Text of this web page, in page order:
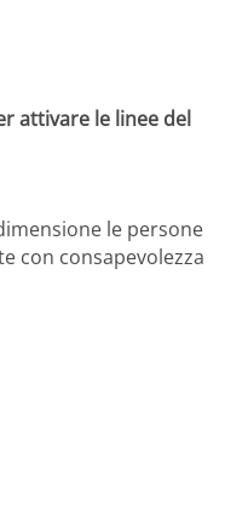
attivare le linee del
le persone
con consapevolezza